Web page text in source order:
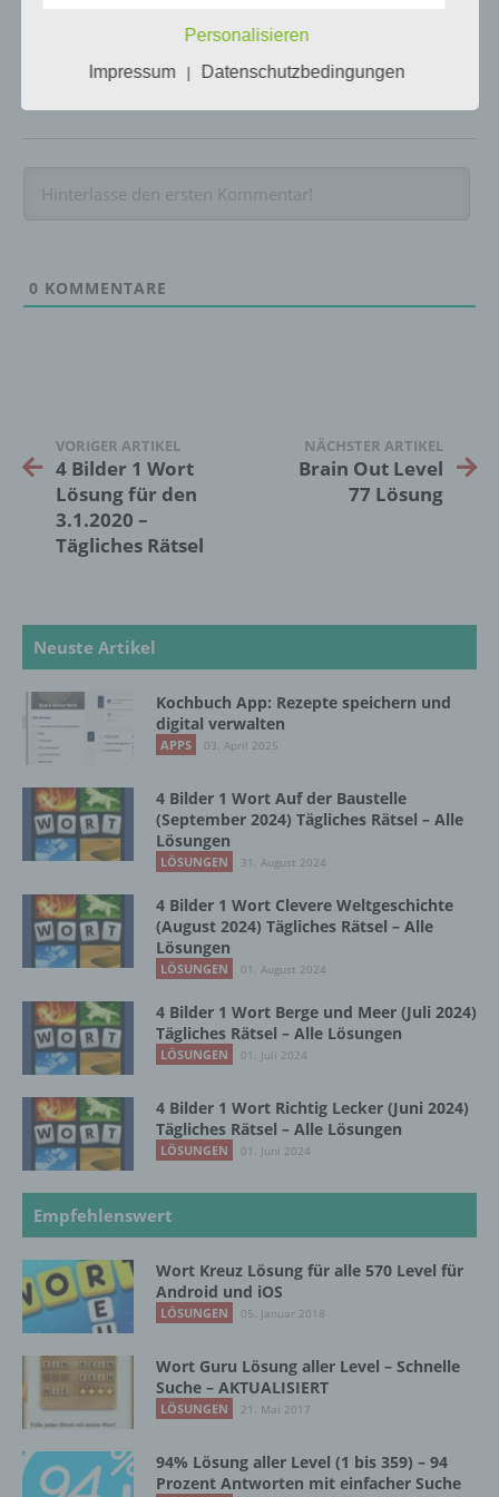
0 KOMMENTARE
VORIGER ARTIKEL
4 Bilder 1 Wort
Lösung für den
3.1.2020 –
Tägliches Rätsel
NÄCHSTER ARTIKEL
Brain Out Level
77 Lösung
Neuste Artikel
Kochbuch App: Rezepte speichern und
digital verwalten
APPS 03. April 2025
4 Bilder 1 Wort Auf der Baustelle
(September 2024) Tägliches Rätsel – Alle
Lösungen
LÖSUNGEN 31. August 2024
4 Bilder 1 Wort Clevere Weltgeschichte
(August 2024) Tägliches Rätsel – Alle
Lösungen
LÖSUNGEN 01. August 2024
4 Bilder 1 Wort Berge und Meer (Juli 2024)
Tägliches Rätsel – Alle Lösungen
LÖSUNGEN 01. Juli 2024
4 Bilder 1 Wort Richtig Lecker (Juni 2024)
Tägliches Rätsel – Alle Lösungen
LÖSUNGEN 01. Juni 2024
Empfehlenswert
Wort Kreuz Lösung für alle 570 Level für
Android und iOS
LÖSUNGEN 05. Januar 2018
Wort Guru Lösung aller Level – Schnelle
Suche – AKTUALISIERT
LÖSUNGEN 21. Mai 2017
94% Lösung aller Level (1 bis 359) – 94
Prozent Antworten mit einfacher Suche
personenbezogene Daten von dem für die
c) Verarbeitung
Daten wie das Erheben, das Erfassen, die
Organisation, das Ordnen, die Speicherung,
die Anpassung oder Veränderung, das
Auslesen, das Abfragen, die Verwendung,
die Offenlegung durch Übermittlung,
d) Einschränkung der Verarbeitung
Einschränkung der Verarbeitung ist die
Markierung gespeicherter
personenbezogener Daten mit dem Ziel, ihre
künftige Verarbeitung einzuschränken.
e) Profiling
Profiling ist jede Art der automatisierten
Verarbeitung personenbezogener Daten, die
darin besteht, dass diese
personenbezogenen Daten verwendet
werden, um bestimmte persönliche Aspekte,
die sich auf eine natürliche Person beziehen,
bezüglich Arbeitsleistung, wirtschaftlicher
Lage, Gesundheit, persönlicher Vorlieben,
Interessen, Zuverlässigkeit, Verhalten,
vorherzusagen.
f) Pseudonymisierung
Pseudonymisierung ist die Verarbeitung
personenbezogener Daten in einer Weise,
auf welche die personenbezogenen Daten
ohne Hinzuziehung zusätzlicher
betroffenen Person zugeordnet werden
können, sofern diese zusätzlichen
Personalisieren
Impressum
| Datenschutzbedingungen